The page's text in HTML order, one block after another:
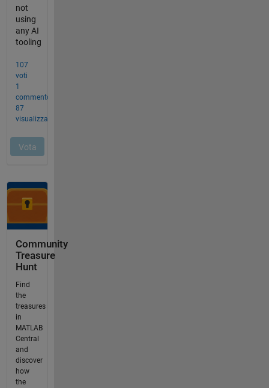
Community
Treasure
Hunt
Find
the
treasures
in
MATLAB
Central
and
discover
how
the